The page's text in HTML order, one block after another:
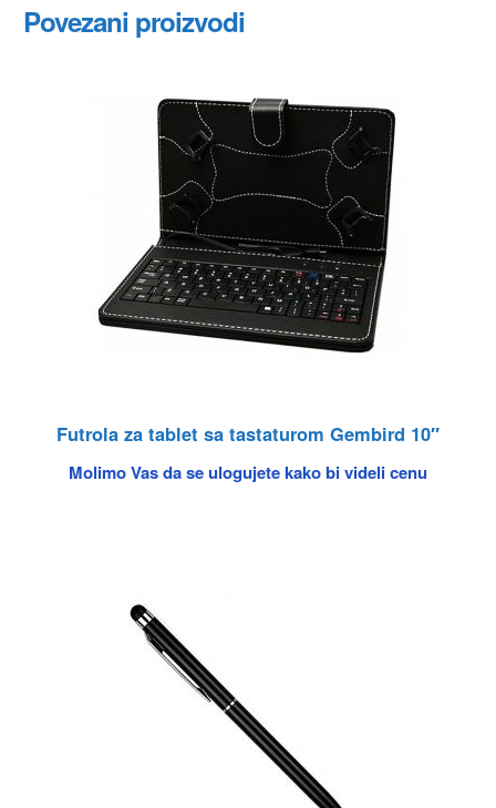
Povezani proizvodi
Futrola za tablet sa tastaturom Gembird 10″
Molimo Vas da se ulogujete kako bi videli cenu